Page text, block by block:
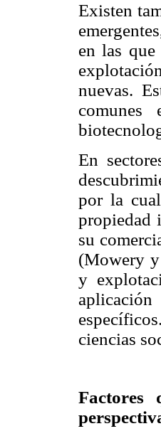
Existen
en las
nuevas.
comunes
En
por la
propiedad
su
(Mowery y
y
ciencias
Factores